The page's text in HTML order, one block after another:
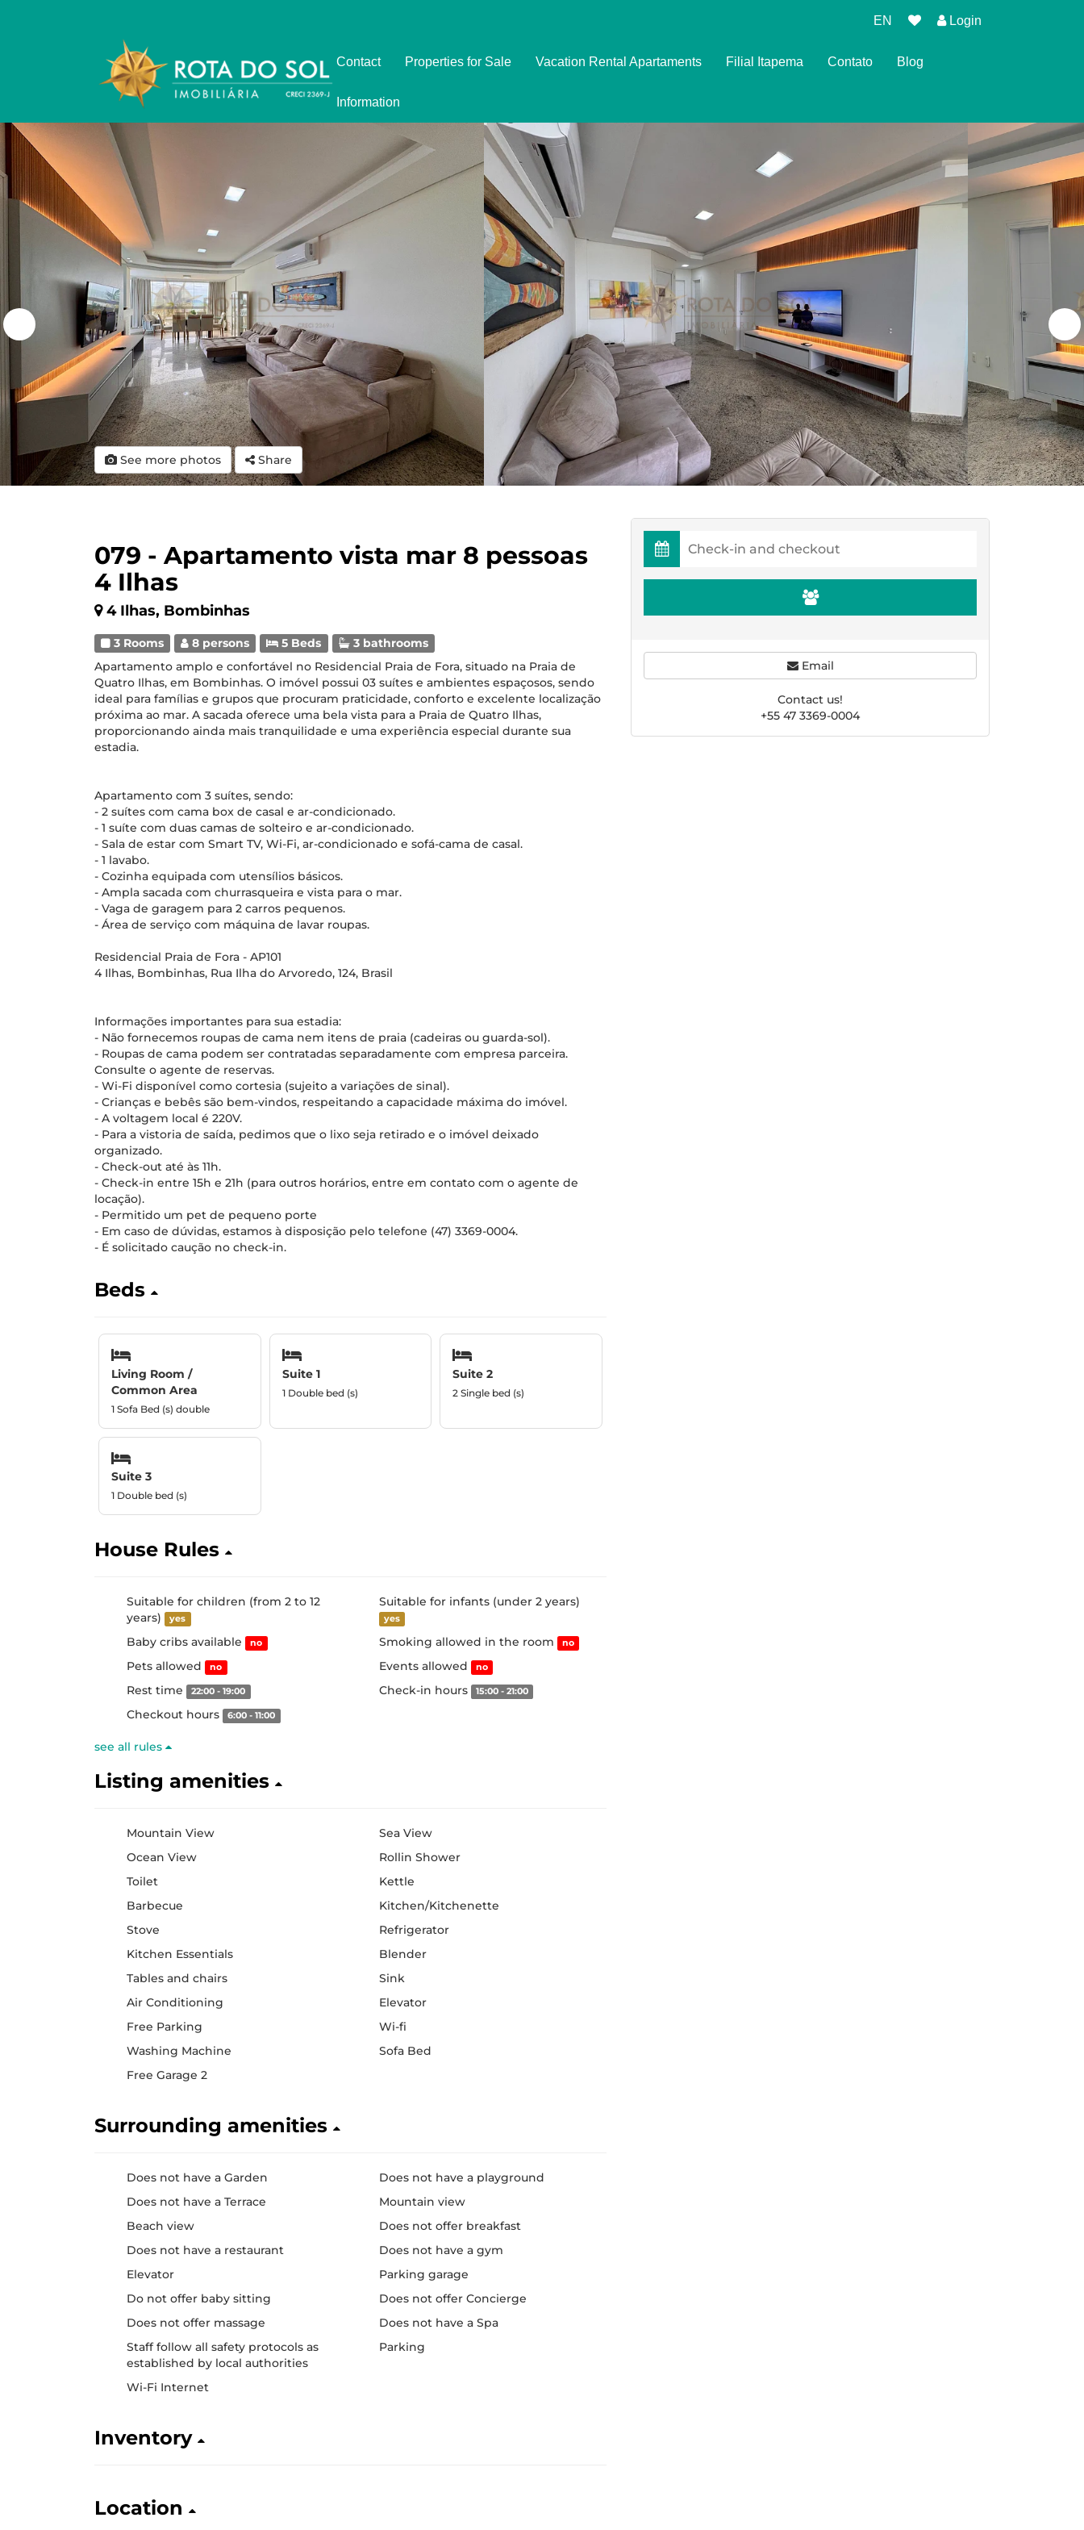
EN Login
Contact Properties for Sale Vacation Rental Apartaments
Promoções
Política de Privacidade
Termo e Condições para Reservar
Filial Itapema Contato Blog
Information
See more photos Share
079 - Apartamento vista mar 8 pessoas
4 Ilhas
4 Ilhas, Bombinhas
3 Rooms 8 persons 5 Beds 3 bathrooms
Apartamento amplo e confortável no Residencial Praia de Fora, situado na Praia de
Quatro Ilhas, em Bombinhas. O imóvel possui 03 suítes e ambientes espaçosos, sendo
ideal para famílias e grupos que procuram praticidade, conforto e excelente localização
próxima ao mar. A sacada oferece uma bela vista para a Praia de Quatro Ilhas,
proporcionando ainda mais tranquilidade e uma experiência especial durante sua
estadia.
Apartamento com 3 suítes, sendo:
- 2 suítes com cama box de casal e ar-condicionado.
- 1 suíte com duas camas de solteiro e ar-condicionado.
- Sala de estar com Smart TV, Wi-Fi, ar-condicionado e sofá-cama de casal.
- 1 lavabo.
- Cozinha equipada com utensílios básicos.
- Ampla sacada com churrasqueira e vista para o mar.
- Vaga de garagem para 2 carros pequenos.
- Área de serviço com máquina de lavar roupas.
Residencial Praia de Fora - AP101
4 Ilhas, Bombinhas, Rua Ilha do Arvoredo, 124, Brasil
Informações importantes para sua estadia:
- Não fornecemos roupas de cama nem itens de praia (cadeiras ou guarda-sol).
- Roupas de cama podem ser contratadas separadamente com empresa parceira.
Consulte o agente de reservas.
- Wi-Fi disponível como cortesia (sujeito a variações de sinal).
- Crianças e bebês são bem-vindos, respeitando a capacidade máxima do imóvel.
- A voltagem local é 220V.
- Para a vistoria de saída, pedimos que o lixo seja retirado e o imóvel deixado
organizado.
- Check-out até às 11h.
- Check-in entre 15h e 21h (para outros horários, entre em contato com o agente de
locação).
- Permitido um pet de pequeno porte
- Em caso de dúvidas, estamos à disposição pelo telefone (47) 3369-0004.
- É solicitado caução no check-in.
Beds
Living Room /
Common Area
1 Sofa Bed (s) double
Suite 1
1 Double bed (s)
Suite 2
2 Single bed (s)
Suite 3
1 Double bed (s)
House Rules
Suitable for children (from 2 to 12
years)
yes
Suitable for infants (under 2 years)
yes
Baby cribs available no Smoking allowed in the room no
Pets allowed no Events allowed no
Rest time 22:00 - 19:00 Check-in hours 15:00 - 21:00
Checkout hours 6:00 - 11:00
see all rules
Listing amenities
Mountain View
Sea View
Ocean View
Rollin Shower
Toilet
Kettle
Barbecue
Kitchen/Kitchenette
Stove
Refrigerator
Kitchen Essentials
Blender
Tables and chairs
Sink
Air Conditioning
Elevator
Free Parking
Wi-fi
Washing Machine
Sofa Bed
Free Garage 2
Surrounding amenities
Does not have a Garden
Does not have a playground
Does not have a Terrace
Mountain view
Beach view
Does not offer breakfast
Does not have a restaurant
Does not have a gym
Elevator
Parking garage
Do not offer baby sitting
Does not offer Concierge
Does not offer massage
Does not have a Spa
Staff follow all safety protocols as
established by local authorities
Parking
Wi-Fi Internet
Inventory
Location
Email
Contact us!
+55 47 3369-0004